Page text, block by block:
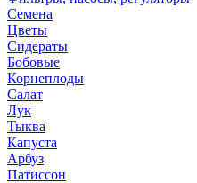
Семена
Цветы
Сидераты
Бобовые
Корнеплоды
Салат
Лук
Тыква
Капуста
Арбуз
Патиссон